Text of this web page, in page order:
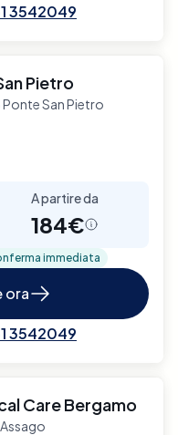
3542049
Pietro
San Pietro
A partire da
184€
immediata
ora
3542049
Care Bergamo